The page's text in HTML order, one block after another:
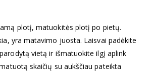
plotį, matuokitės plotį po pietų.
yra matavimo juosta. Laisvai padėkite
vietą ir išmatuokite ilgį aplink
skaičių su aukščiau pateikta